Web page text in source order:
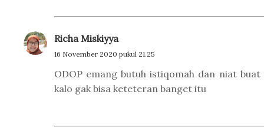
Richa Miskiyya
16 November 2020 pukul 21.25
ODOP emang butuh istiqomah dan niat buat
kalo gak bisa keteteran banget itu